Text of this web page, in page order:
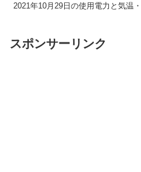
2021年10月29日の使用電力と気温・
スポンサーリンク